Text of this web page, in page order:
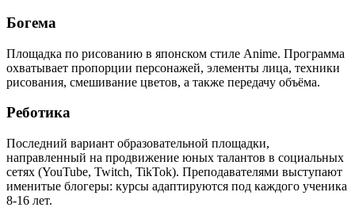
Богема
Площадка по рисованию в японском стиле Anime. Программа
охватывает пропорции персонажей, элементы лица, техники
рисования, смешивание цветов, а также передачу объёма.
Реботика
Последний вариант образовательной площадки,
направленный на продвижение юных талантов в социальных
сетях (YouTube, Twitch, TikTok). Преподавателями выступают
именитые блогеры: курсы адаптируются под каждого ученика
8-16 лет.